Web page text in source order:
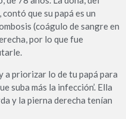
que su papá es un
(coágulo de sangre en
por lo que fue
a priorizar lo de tu papá para
suba más la infección’. Ella
y la pierna derecha tenían